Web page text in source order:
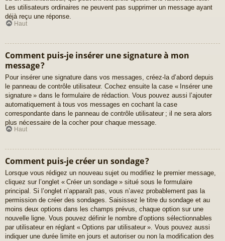
Les utilisateurs ordinaires ne peuvent pas supprimer un message ayant
déjà reçu une réponse.
Haut
Comment puis-je insérer une signature à mon
message ?
Pour insérer une signature dans vos messages, créez-la d’abord depuis
le panneau de contrôle utilisateur. Cochez ensuite la case « Insérer une
signature » dans le formulaire de rédaction. Vous pouvez aussi l’ajouter
automatiquement à tous vos messages en cochant la case
correspondante dans le panneau de contrôle utilisateur ; il ne sera alors
plus nécessaire de la cocher pour chaque message.
Haut
Comment puis-je créer un sondage ?
Lorsque vous rédigez un nouveau sujet ou modifiez le premier message,
cliquez sur l’onglet « Créer un sondage » situé sous le formulaire
principal. Si l’onglet n’apparaît pas, vous n’avez probablement pas la
permission de créer des sondages. Saisissez le titre du sondage et au
moins deux options dans les champs prévus, chaque option sur une
nouvelle ligne. Vous pouvez définir le nombre d’options sélectionnables
par utilisateur en réglant « Options par utilisateur ». Vous pouvez aussi
indiquer une durée limite en jours et autoriser ou non la modification des